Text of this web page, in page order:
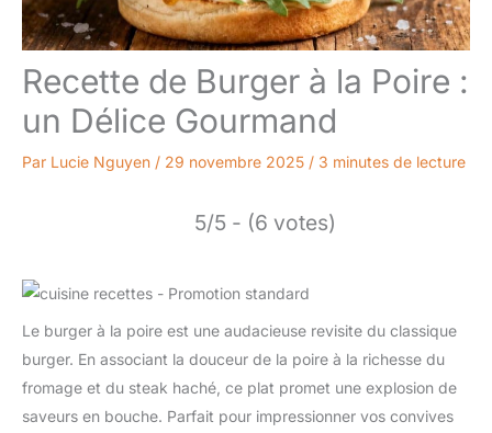
Recette de Burger à la Poire :
un Délice Gourmand
Par Lucie Nguyen / 29 novembre 2025 / 3 minutes de lecture
5/5 - (6 votes)
Le burger à la poire est une audacieuse revisite du classique
burger. En associant la douceur de la poire à la richesse du
fromage et du steak haché, ce plat promet une explosion de
saveurs en bouche. Parfait pour impressionner vos convives